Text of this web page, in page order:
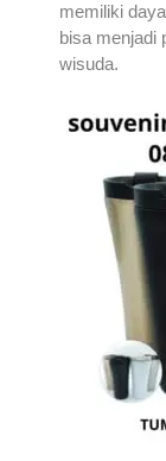
memiliki
bisa menjadi